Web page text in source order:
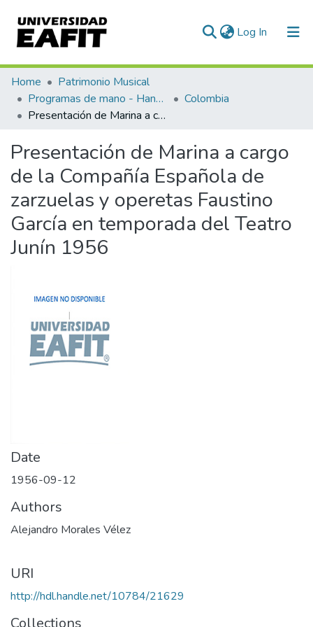
Log In (current)
Communities & Collections
All of DSpace
Home
Patrimonio Musical
Programas de mano - Hand programs
Colombia
Presentación de Marina a cargo de la Compañía Española de zarzuelas y operetas Faustino García en temporada del Teatro Junín 1956
Presentación de Marina a cargo
de la Compañía Española de
zarzuelas y operetas Faustino
García en temporada del Teatro
Junín 1956
Date
1956-09-12
Authors
Alejandro Morales Vélez
URI
http://hdl.handle.net/10784/21629
Collections